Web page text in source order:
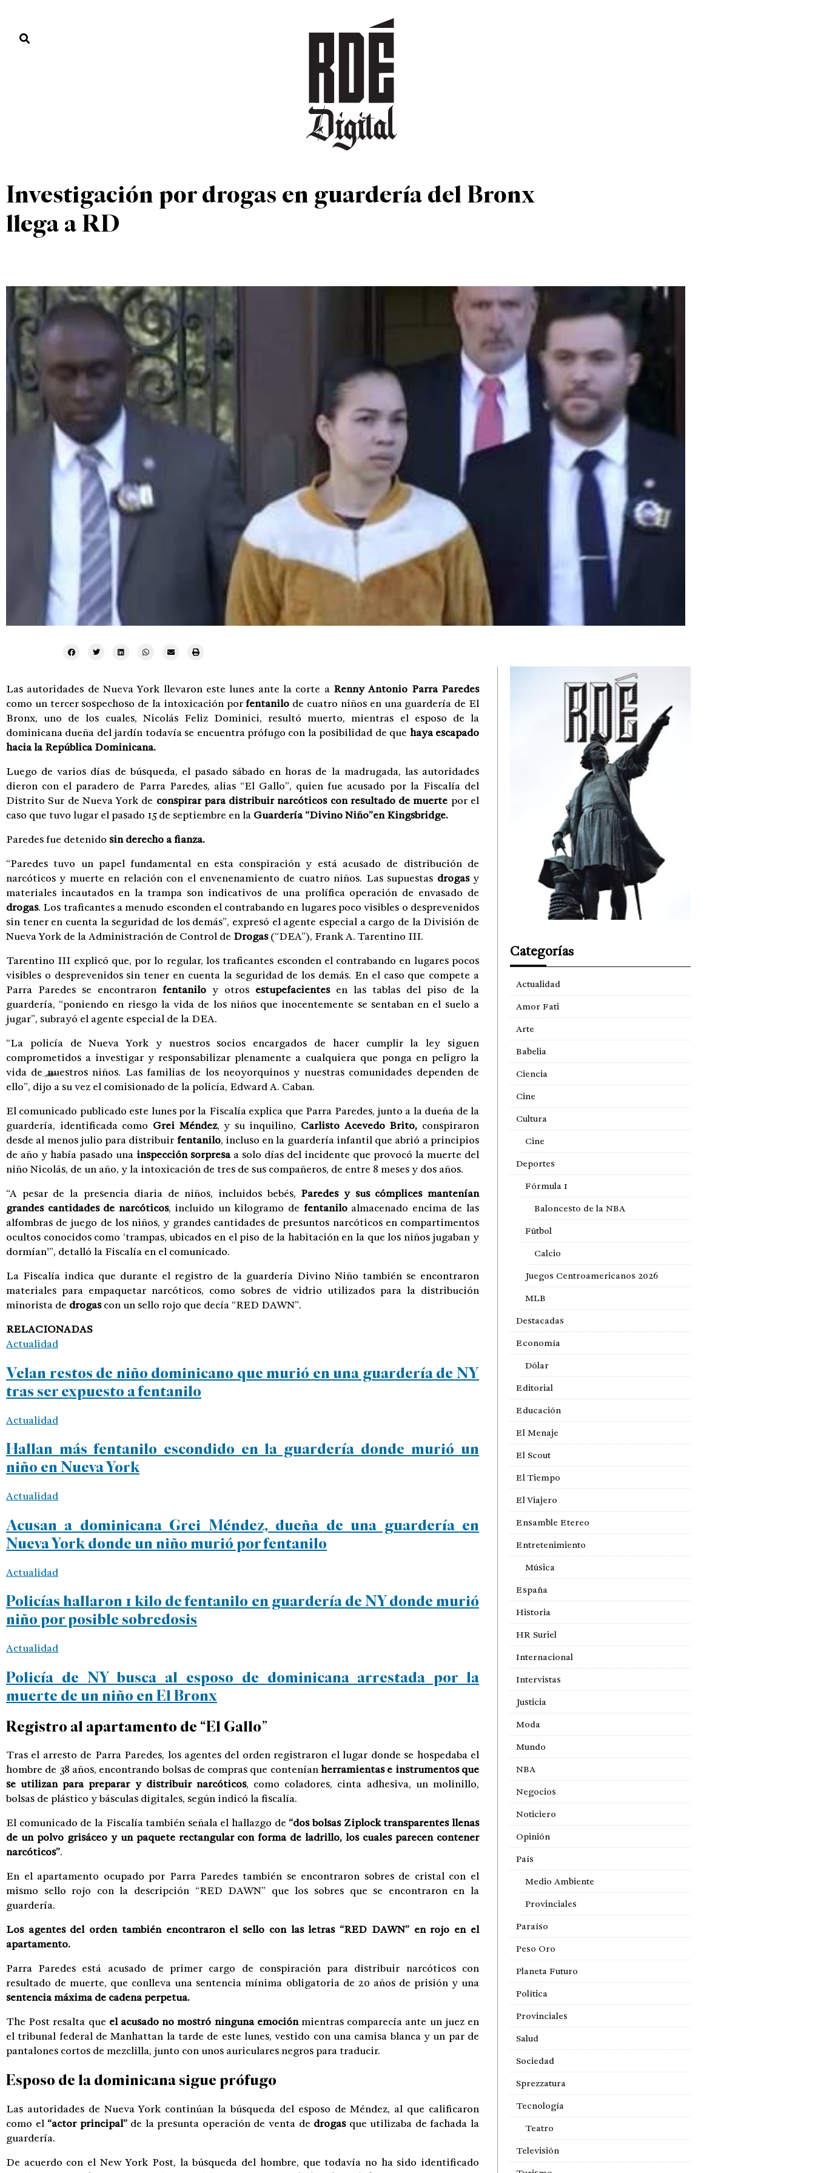
DEPORTES CULTURA ENTRETENIMIENTO
Investigación por drogas en guardería del Bronx
llega a RD
Las autoridades de Nueva York llevaron este lunes ante la corte a Renny Antonio Parra Paredes
como un tercer sospechoso de la intoxicación porfentanilo de cuatro niños en una guardería de El
Bronx, uno de los cuales, Nicolás Feliz Dominici, resultó muerto, mientras el esposo de la
dominicana dueña del jardín todavía se encuentra prófugo con la posibilidad de que haya escapado
hacia la República Dominicana.
Luego de varios días de búsqueda, el pasado sábado en horas de la madrugada, las autoridades
dieron con el paradero de Parra Paredes, alias “El Gallo”, quien fue acusado por la Fiscalía del
Distrito Sur de Nueva York de conspirar para distribuir narcóticos con resultado de muerte por el
caso que tuvo lugar el pasado 15 de septiembre en la Guardería “Divino Niño”en Kingsbridge.
Paredes fue detenido sin derecho a fianza.
“Paredes tuvo un papel fundamental en esta conspiración y está acusado de distribución de
narcóticos y muerte en relación con el envenenamiento de cuatro niños. Las supuestas drogasy
materiales incautados en la trampa son indicativos de una prolífica operación de envasado de
drogas. Los traficantes a menudo esconden el contrabando en lugares poco visibles o desprevenidos
sin tener en cuenta la seguridad de los demás”, expresó el agente especial a cargo de la División de
Nueva York de la Administración de Control de Drogas(“DEA”), Frank A. Tarentino III.
Tarentino III explicó que, por lo regular, los traficantes esconden el contrabando en lugares pocos
visibles o desprevenidos sin tener en cuenta la seguridad de los demás. En el caso que compete a
Parra Paredes se encontraron fentanilo y otros estupefacientesen las tablas del piso de la
guardería, “poniendo en riesgo la vida de los niños que inocentemente se sentaban en el suelo a
jugar”, subrayó el agente especial de la DEA.
“La policía de Nueva York y nuestros socios encargados de hacer cumplir la ley siguen
comprometidos a investigar y responsabilizar plenamente a cualquiera que ponga en peligro la
vida de nuestros niños. Las familias de los neoyorquinos y nuestras comunidades dependen de
ello”, dijo a su vez el comisionado de la policía, Edward A. Caban.
El comunicado publicado este lunes por la Fiscalía explica que Parra Paredes, junto a la dueña de la
guardería, identificada como Grei Méndez, y su inquilino, Carlisto Acevedo Brito, conspiraron
desde al menos julio para distribuir fentanilo, incluso en la guardería infantil que abrió a principios
de año y había pasado una inspección sorpresaa solo días del incidente que provocó la muerte del
niño Nicolás, de un año, y la intoxicación de tres de sus compañeros, de entre 8 meses y dos años.
“A pesar de la presencia diaria de niños, incluidos bebés, Paredes y sus cómplices mantenían
grandes cantidades de narcóticos, incluido un kilogramo de fentaniloalmacenado encima de las
alfombras de juego de los niños, y grandes cantidades de presuntos narcóticos en compartimentos
ocultos conocidos como ‘trampas, ubicados en el piso de la habitación en la que los niños jugaban y
dormían'”, detalló la Fiscalía en el comunicado.
La Fiscalía indica que durante el registro de la guardería Divino Niño también se encontraron
materiales para empaquetar narcóticos, como sobres de vidrio utilizados para la distribución
minorista de drogascon un sello rojo que decía “RED DAWN”.
RELACIONADAS
Actualidad
Velan restos de niño dominicano que murió en una guardería de NY
tras ser expuesto a fentanilo
Actualidad
Hallan más fentanilo escondido en la guardería donde murió un
niño en Nueva York
Actualidad
Acusan a dominicana Grei Méndez, dueña de una guardería en
Nueva York donde un niño murió por fentanilo
Actualidad
Policías hallaron 1 kilo de fentanilo en guardería de NY donde murió
niño por posible sobredosis
Actualidad
Policía de NY busca al esposo de dominicana arrestada por la
muerte de un niño en El Bronx
Registro al apartamento de “El Gallo”
Tras el arresto de Parra Paredes, los agentes del orden registraron el lugar donde se hospedaba el
hombre de 38 años, encontrando bolsas de compras que conteníanherramientas e instrumentos que
se utilizan para preparar y distribuir narcóticos, como coladores, cinta adhesiva, un molinillo,
bolsas de plástico y básculas digitales, según indicó la fiscalía.
El comunicado de la Fiscalía también señala el hallazgo de “dos bolsas Ziplock transparentes llenas
de un polvo grisáceo y un paquete rectangular con forma de ladrillo, los cuales parecen contener
narcóticos”.
En el apartamento ocupado por Parra Paredes también se encontraron sobres de cristal con el
mismo sello rojo con la descripción “RED DAWN” que los sobres que se encontraron en la
guardería.
Los agentes del orden también encontraron el sello con las letras “RED DAWN” en rojo en el
apartamento.
Parra Paredes está acusado de primer cargo de conspiración para distribuir narcóticos con
resultado de muerte, que conlleva una sentencia mínima obligatoria de 20 años de prisión y una
sentencia máxima de cadena perpetua.
The Post resalta que el acusado no mostró ninguna emociónmientras comparecía ante un juez en
el tribunal federal de Manhattan la tarde de este lunes, vestido con una camisa blanca y un par de
pantalones cortos de mezclilla, junto con unos auriculares negros para traducir.
Esposo de la dominicana sigue prófugo
Las autoridades de Nueva York continúan la búsqueda del esposo de Méndez, al que calificaron
como el “actor principal”de la presunta operación de venta de drogasque utilizaba de fachada la
guardería.
De acuerdo con el New York Post, la búsqueda del hombre, que todavía no ha sido identificado
Categorías
Actualidad
Amor Fati
Arte
Babelia
Ciencia
Cine
Cultura
Cine
Deportes
Fórmula 1
Baloncesto de la NBA
Fútbol
Calcio
Juegos Centroamericanos 2026
MLB
Destacadas
Economía
Dólar
Editorial
Educación
El Menaje
El Scout
El Tiempo
El Viajero
Ensamble Etereo
Entretenimiento
Música
España
Historia
HR Suriel
Internacional
Intervistas
Justicia
Moda
Mundo
NBA
Negocios
Noticiero
Opinión
País
Medio Ambiente
Provinciales
Paraíso
Peso Oro
Planeta Futuro
Política
Provinciales
Salud
Sociedad
Sprezzatura
Tecnología
Teatro
Televisión